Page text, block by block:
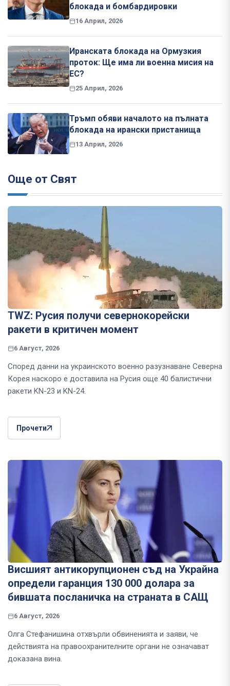
блокада и бомбардировки
16 Април, 2026
Иранската блокада на Ормузкия
проток: Ще има ли военна мисия на
ЕС?
25 Април, 2026
Тръмп обяви началото на пълната
блокада на ирански пристанища
13 Април, 2026
Още от Свят
TWZ: Русия получи севернокорейски
ракети в критичен момент
6 Август, 2026
Според данни на украинското военно разузнаване Северна
Корея наскоро е доставила на Русия още 40 балистични
ракети KN-23 и KN-24.
Прочети
Висшият антикорупционен съд на Украйна
определи гаранция 130 000 долара за
бившата посланичка на страната в САЩ
6 Август, 2026
Олга Стефанишина отхвърли обвиненията и заяви, че
действията на правоохранителните органи не означават
доказана вина.